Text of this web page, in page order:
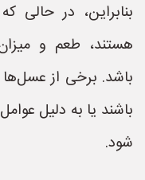
بنابراین، در
هستند، طعم و
باشد. برخی از
باشند یا به دلیل
شود.